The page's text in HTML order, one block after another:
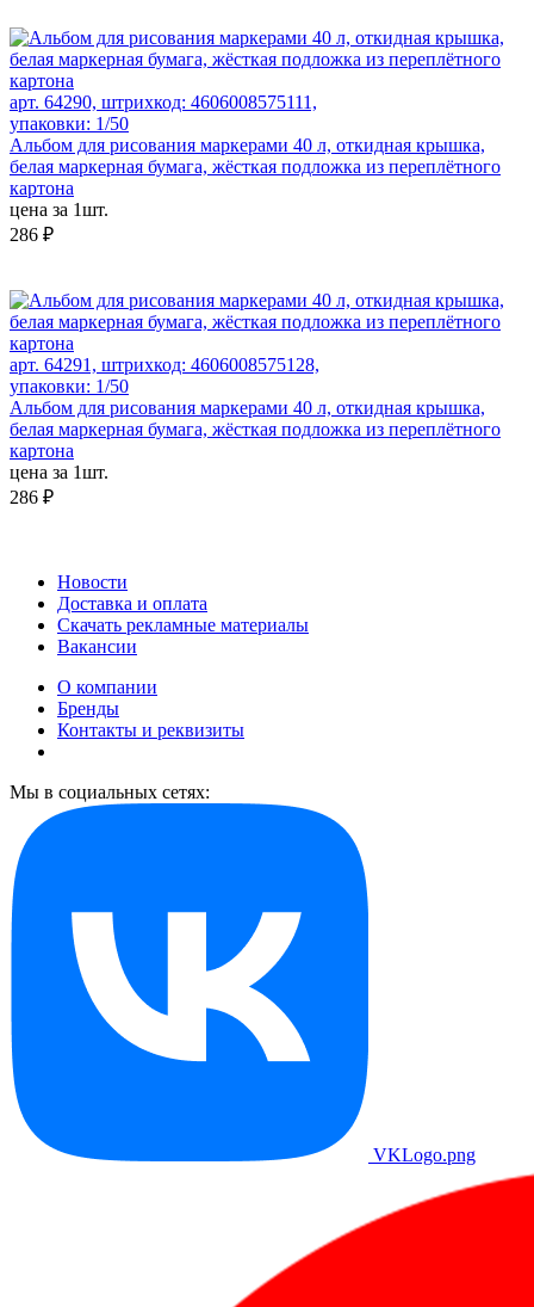
арт. 64290, штрихкод: 4606008575111,
упаковки: 1/50
Альбом для рисования маркерами 40 л, откидная крышка,
белая маркерная бумага, жёсткая подложка из переплётного
картона
цена за 1шт.
286 ₽
арт. 64291, штрихкод: 4606008575128,
упаковки: 1/50
Альбом для рисования маркерами 40 л, откидная крышка,
белая маркерная бумага, жёсткая подложка из переплётного
картона
цена за 1шт.
286 ₽
Новости
Доставка и оплата
Скачать рекламные материалы
Вакансии
О компании
Бренды
Контакты и реквизиты
Мы в социальных сетях:
VKLogo.png